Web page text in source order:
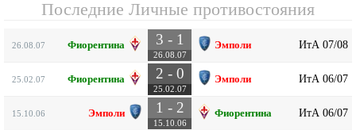
Последние Личные противостояния
26.08.07 Фиорентина 3 - 1
26.08.07
Эмполи ИтА 07/08
25.02.07 Фиорентина 2 - 0
25.02.07
Эмполи ИтА 06/07
15.10.06 Эмполи 1 - 2
15.10.06
Фиорентина ИтА 06/07